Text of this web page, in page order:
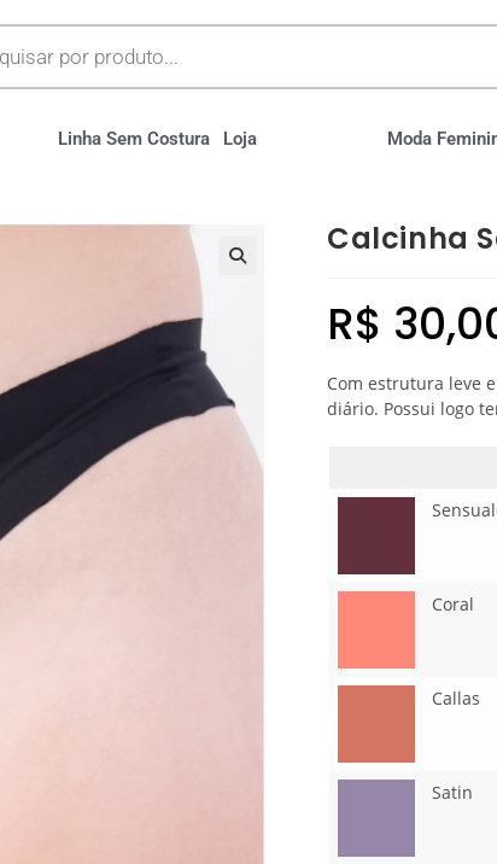
Linha Sem Costura Loja Moda
Calcinha
R$
Com estrutura leve
diário. Possui logo
Coral
Callas
Satin